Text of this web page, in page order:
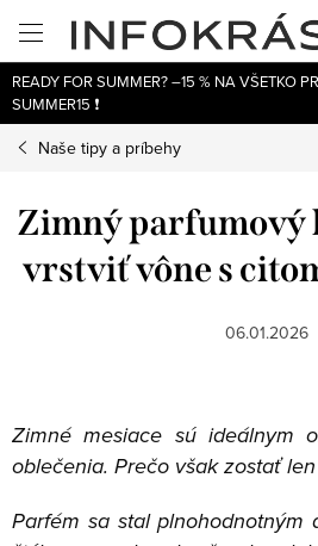
obsah
READY FOR SUMMER? –15 % NA VŠETKO
SUMMER15 ❗
Naše tipy a príbehy
Zimný parfumový
vrstviť vône s
06.01.2026
Zimné mesiace sú ideálnym
oblečenia. Prečo však zostať
Parfém sa stal plnohodnotným